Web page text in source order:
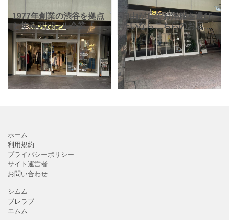
1977年創業の渋谷を拠点
とするアパレル企業『ベ
イクルーズ』さん。ファ
ッション事業において
は、セレクトショップや
そのオリジナルブランド
の、スピック＆スパン、
イエ
自由が丘でお洋服を選び
たいならこちらのお店も
チェック「B.C STOCK」
です。ベイクルーズグル
ープのお洋服屋さんです
が、ベイクルーズグルー
プ中では少し休めのブ
ホーム
利用規約
プライバシーポリシー
サイト運営者
お問い合わせ
シムム
ブレラブ
エムム